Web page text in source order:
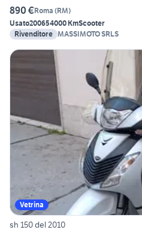
890 €Roma (RM)
Usato200654000 KmScooter
Rivenditore MASSIMOTO SRLS
Vetrina
sh 150 del 2010